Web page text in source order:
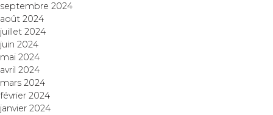
septembre 2024
août 2024
juillet 2024
juin 2024
mai 2024
avril 2024
mars 2024
février 2024
janvier 2024